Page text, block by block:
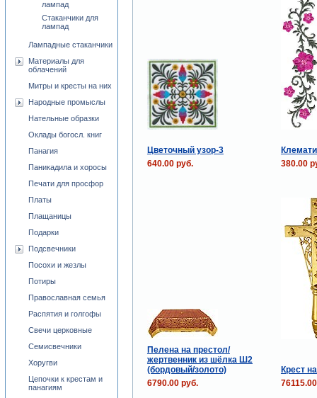
Цветочный узор-3
640.00 руб.
380.00
Пелена на престол/
жертвенник из шёлка Ш2
(бордовый/золото)
Крест
6790.00 руб.
лампад
Стаканчики для
лампад
Лампадные стаканчики
Материалы для
облачений
Митры и кресты на них
Народные промыслы
Нательные образки
Оклады богосл. книг
Панагия
Паникадила и хоросы
Печати для просфор
Платы
Плащаницы
Подарки
Подсвечники
Посохи и жезлы
Потиры
Православная семья
Распятия и голгофы
Свечи церковные
Семисвечники
Хоругви
Цепочки к крестам и
панагиям